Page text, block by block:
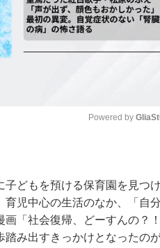
Powered by
どもを預ける保育園を見つ
児中心の生活のなか、「自
「社会復帰、どーすんの？
み出すきっかけとなったの